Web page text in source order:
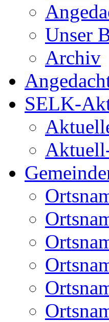
Unser
Archiv
SELK-